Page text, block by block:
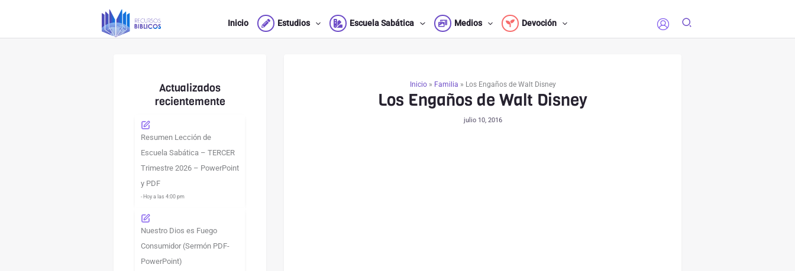
Inicio Estudios Escuela Sabática Medios Devoción
Actualizados
recientemente
Resumen Lección de
Escuela Sabática – TERCER
Trimestre 2026 – PowerPoint
y PDF
- Hoy a las 4:00 pm
Nuestro Dios es Fuego
Consumidor (Sermón PDF-
PowerPoint)
Inicio» Familia » Los Engaños de Walt Disney
Los Engaños de Walt Disney
julio 10, 2016